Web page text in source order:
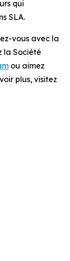
qui
SLA.
vous avec la
la Société
ou aimez
plus, visitez